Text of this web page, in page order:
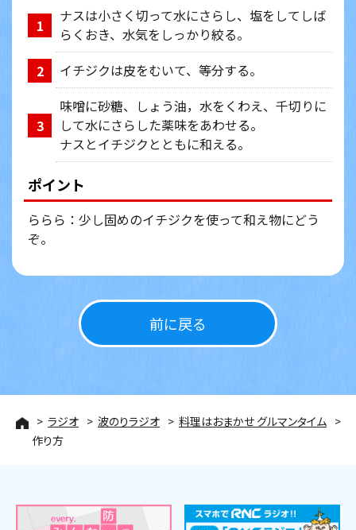
1
ナスは小さく切って水にさらし、塩をしてしば
らくおき、水気をしっかり絞る。
2
イチジクは皮をむいて、等分する。
3
味噌に砂糖、しょう油，水をくわえ、千切りに
して水にさらした薬味をあわせる。
ナスとイチジクとともに和える。
ポイント
ららら：少し固めのイチジクを使って和え物にどう
ぞ。
前に戻る
ラジオ 波のりラジオ
料理はおまかせ グルマンタイム
作り方